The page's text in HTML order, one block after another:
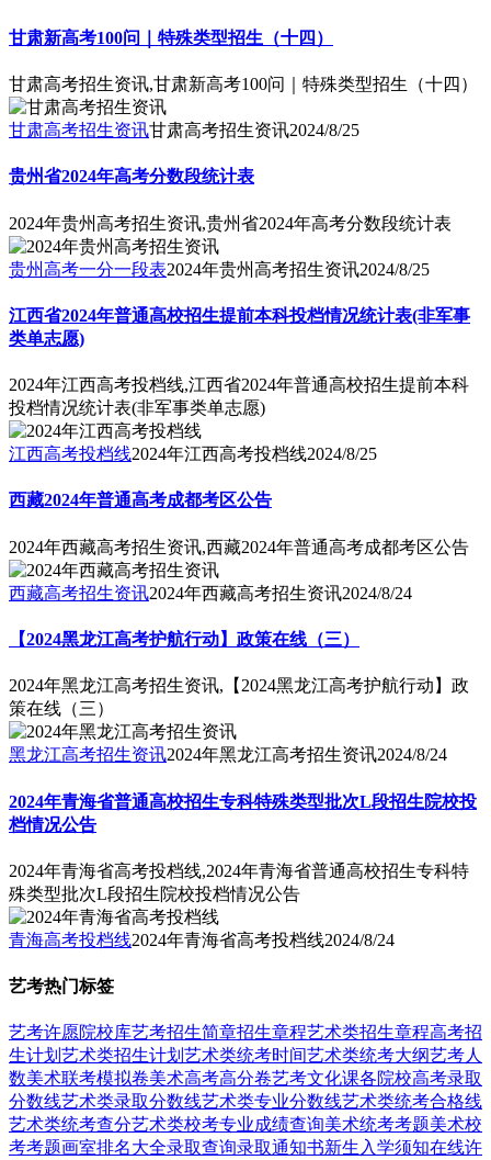
甘肃新高考100问｜特殊类型招生（十四）
甘肃高考招生资讯,甘肃新高考100问｜特殊类型招生（十四）
甘肃高考招生资讯甘肃高考招生资讯2024/8/25
贵州省2024年高考分数段统计表
2024年贵州高考招生资讯,贵州省2024年高考分数段统计表
贵州高考一分一段表2024年贵州高考招生资讯2024/8/25
江西省2024年普通高校招生提前本科投档情况统计表(非军事
类单志愿)
2024年江西高考投档线,江西省2024年普通高校招生提前本科
投档情况统计表(非军事类单志愿)
江西高考投档线2024年江西高考投档线2024/8/25
西藏2024年普通高考成都考区公告
2024年西藏高考招生资讯,西藏2024年普通高考成都考区公告
西藏高考招生资讯2024年西藏高考招生资讯2024/8/24
【2024黑龙江高考护航行动】政策在线（三）
2024年黑龙江高考招生资讯,【2024黑龙江高考护航行动】政
策在线（三）
黑龙江高考招生资讯2024年黑龙江高考招生资讯2024/8/24
2024年青海省普通高校招生专科特殊类型批次L段招生院校投
档情况公告
2024年青海省高考投档线,2024年青海省普通高校招生专科特
殊类型批次L段招生院校投档情况公告
青海高考投档线2024年青海省高考投档线2024/8/24
艺考热门标签
艺考许愿院校库艺考招生简章招生章程艺术类招生章程高考招
生计划 艺术类招生计划 艺术类统考时间艺术类统考大纲艺考人
数美术联考模拟卷美术高考高分卷艺考文化课各院校高考录取
分数线艺术类录取分数线艺术类专业分数线艺术类统考合格线
艺术类统考查分艺术类校考专业成绩查询美术统考考题美术校
考考题画室排名大全录取查询录取通知书新生入学须知在线许